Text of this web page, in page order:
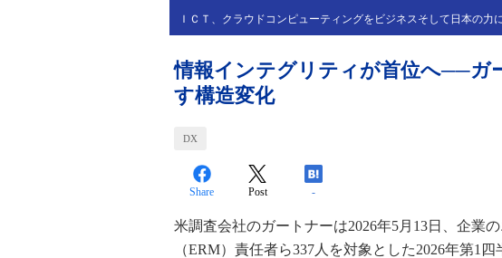
ＩＣＴ、クラウドコンピューティングをビジネスそして日本の力
情報インテグリティが首位へ──ガ
す構造変化
DX
Share Post -
米調査会社のガートナーは2026年5月13日、企業
（ERM）責任者ら337人を対象とした2026年第1